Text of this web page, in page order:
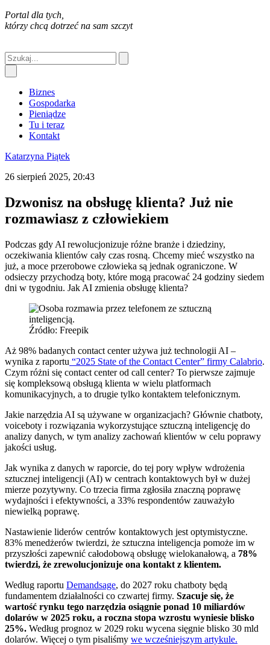
Portal dla tych,
którzy chcą dotrzeć na sam szczyt
Biznes
Gospodarka
Pieniądze
Tu i teraz
Kontakt
Katarzyna Piątek
26 sierpień 2025, 20:43
Dzwonisz na obsługę klienta? Już nie
rozmawiasz z człowiekiem
Podczas gdy AI rewolucjonizuje różne branże i dziedziny,
oczekiwania klientów cały czas rosną. Chcemy mieć wszystko na
już, a moce przerobowe człowieka są jednak ograniczone. W
odsieczy przychodzą boty, które mogą pracować 24 godziny siedem
dni w tygodniu. Jak AI zmienia obsługę klienta?
Źródło: Freepik
Aż 98% badanych contact center używa już technologii AI –
wynika z raportu “2025 State of the Contact Center” firmy Calabrio.
Czym różni się contact center od call center? To pierwsze zajmuje
się kompleksową obsługą klienta w wielu platformach
komunikacyjnych, a to drugie tylko kontaktem telefonicznym.
Jakie narzędzia AI są używane w organizacjach? Głównie chatboty,
voiceboty i rozwiązania wykorzystujące sztuczną inteligencję do
analizy danych, w tym analizy zachowań klientów w celu poprawy
jakości usług.
Jak wynika z danych w raporcie, do tej pory wpływ wdrożenia
sztucznej inteligencji (AI) w centrach kontaktowych był w dużej
mierze pozytywny. Co trzecia firma zgłosiła znaczną poprawę
wydajności i efektywności, a 33% respondentów zauważyło
niewielką poprawę.
Nastawienie liderów centrów kontaktowych jest optymistyczne.
83% menedżerów twierdzi, że sztuczna inteligencja pomoże im w
przyszłości zapewnić całodobową obsługę wielokanałową, a 78%
twierdzi, że zrewolucjonizuje ona kontakt z klientem.
Według raportu Demandsage, do 2027 roku chatboty będą
fundamentem działalności co czwartej firmy. Szacuje się, że
wartość rynku tego narzędzia osiągnie ponad 10 miliardów
dolarów w 2025 roku, a roczna stopa wzrostu wyniesie blisko
25%. Według prognoz w 2029 roku wycena sięgnie blisko 30 mld
dolarów. Więcej o tym pisaliśmy we wcześniejszym artykule.